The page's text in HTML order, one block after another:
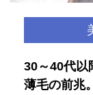
30～40代以
薄毛の前兆